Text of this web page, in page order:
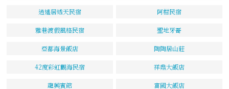
逍遙居透天民宿 阿柑民宿
雅巷渡假風格民宿 聖地牙哥
亞都海景飯店 陶陶居山莊
42度彩虹觀海民宿 祥鼎大飯店
龍興賓館 富國大飯店